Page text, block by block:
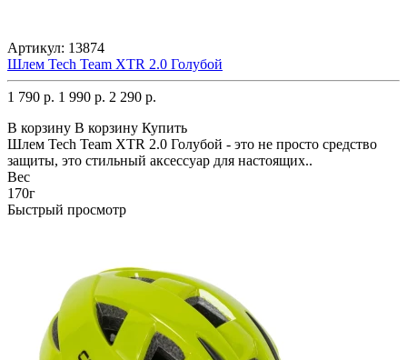
Артикул: 13874
Шлем Tech Team XTR 2.0 Голубой
1 790 р. 1 990 р. 2 290 р.
В корзину В корзину Купить
Шлем Tech Team XTR 2.0 Голубой - это не просто средство
защиты, это стильный аксессуар для настоящих..
Вес
170г
Быстрый просмотр